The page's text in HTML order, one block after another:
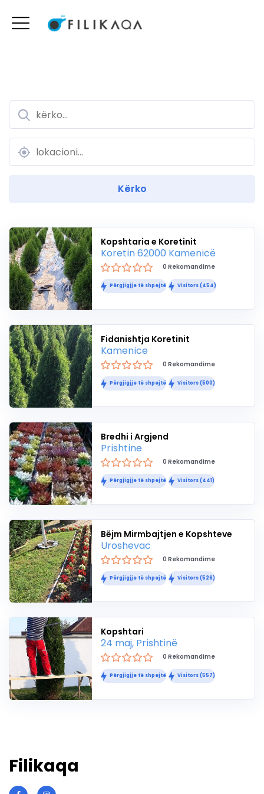
Kopshtaria e Koretinit
Koretin 62000 Kamenicë
0 Rekomandime
Përgjigjje të shpejtë Visitors (454)
Fidanishtja Koretinit
Kamenice
0 Rekomandime
Përgjigjje të shpejtë Visitors (500)
Bredhi i Argjend
Prishtine
0 Rekomandime
Përgjigjje të shpejtë Visitors (441)
Bëjm Mirmbajtjen e Kopshteve
Uroshevac
0 Rekomandime
Përgjigjje të shpejtë Visitors (526)
Kopshtari
24 maj, Prishtinë
0 Rekomandime
Përgjigjje të shpejtë Visitors (557)
Filikaqa